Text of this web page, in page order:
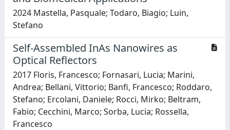
2024 Mastella, Pasquale; Todaro, Biagio; Luin,
Stefano
Self-Assembled InAs Nanowires as
Optical Reflectors
2017 Floris, Francesco; Fornasari, Lucia; Marini,
Andrea; Bellani, Vittorio; Banfi, Francesco; Roddaro,
Stefano; Ercolani, Daniele; Rocci, Mirko; Beltram,
Fabio; Cecchini, Marco; Sorba, Lucia; Rossella,
Francesco